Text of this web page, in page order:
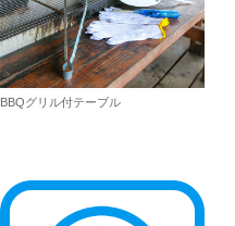
BBQグリル付テーブル